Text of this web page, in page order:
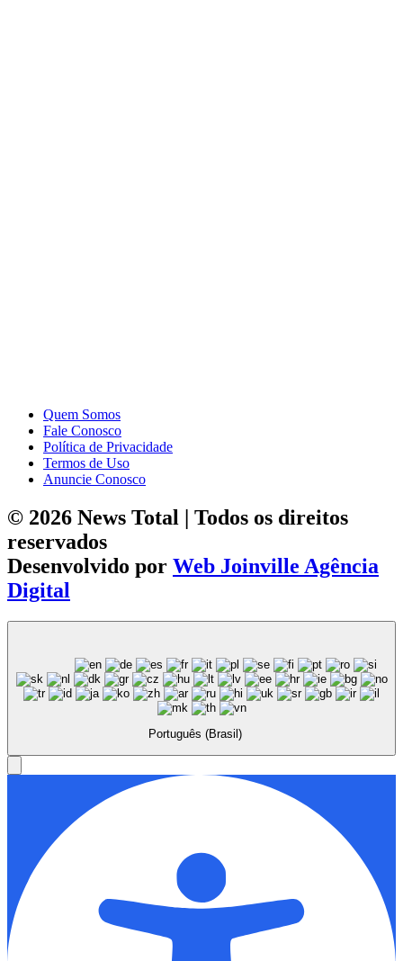
Quem Somos
Fale Conosco
Política de Privacidade
Termos de Uso
Anuncie Conosco
© 2026 News Total | Todos os direitos
reservados
Desenvolvido por Web Joinville Agência
Digital
Português (Brasil)